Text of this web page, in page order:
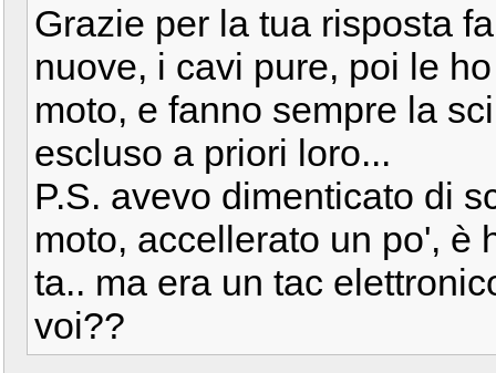
Grazie per la tua risposta
nuove, i cavi pure, poi le
moto, e fanno sempre la
escluso a priori loro...
P.S. avevo dimenticato di
moto, accellerato un po', è
ta.. ma era un tac
voi??